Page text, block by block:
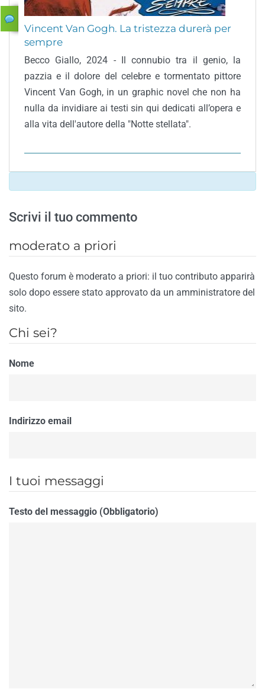
Vincent Van Gogh. La tristezza durerà per
sempre
Becco Giallo, 2024 - Il connubio tra il genio, la
pazzia e il dolore del celebre e tormentato pittore
Vincent Van Gogh, in un graphic novel che non ha
nulla da invidiare ai testi sin qui dedicati all’opera e
alla vita dell'autore della "Notte stellata".
Scrivi il tuo commento
moderato a priori
Questo forum è moderato a priori: il tuo contributo apparirà
solo dopo essere stato approvato da un amministratore del
sito.
Chi sei?
Nome
Indirizzo email
I tuoi messaggi
Testo del messaggio (Obbligatorio)